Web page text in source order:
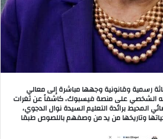
رسمية وقانونية وجهها مباشرة إلى معالي
الشخصي على منصة فيسبوك، كاشفاً عن ثغرات
المحيط برائدة التعليم السيدة نوال الدجوي،
وتاريخها من يد من وصفهم باللصوص طبقا